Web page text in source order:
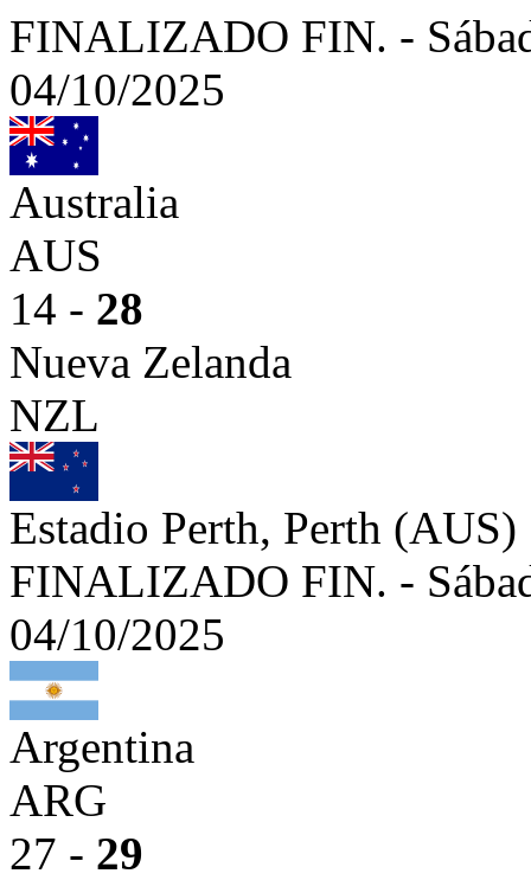
FINALIZADO FIN. -
04/10/2025
Australia
AUS
14 - 28
Nueva Zelanda
NZL
Estadio Perth, Perth (AUS)
FINALIZADO FIN. -
04/10/2025
Argentina
ARG
27 - 29